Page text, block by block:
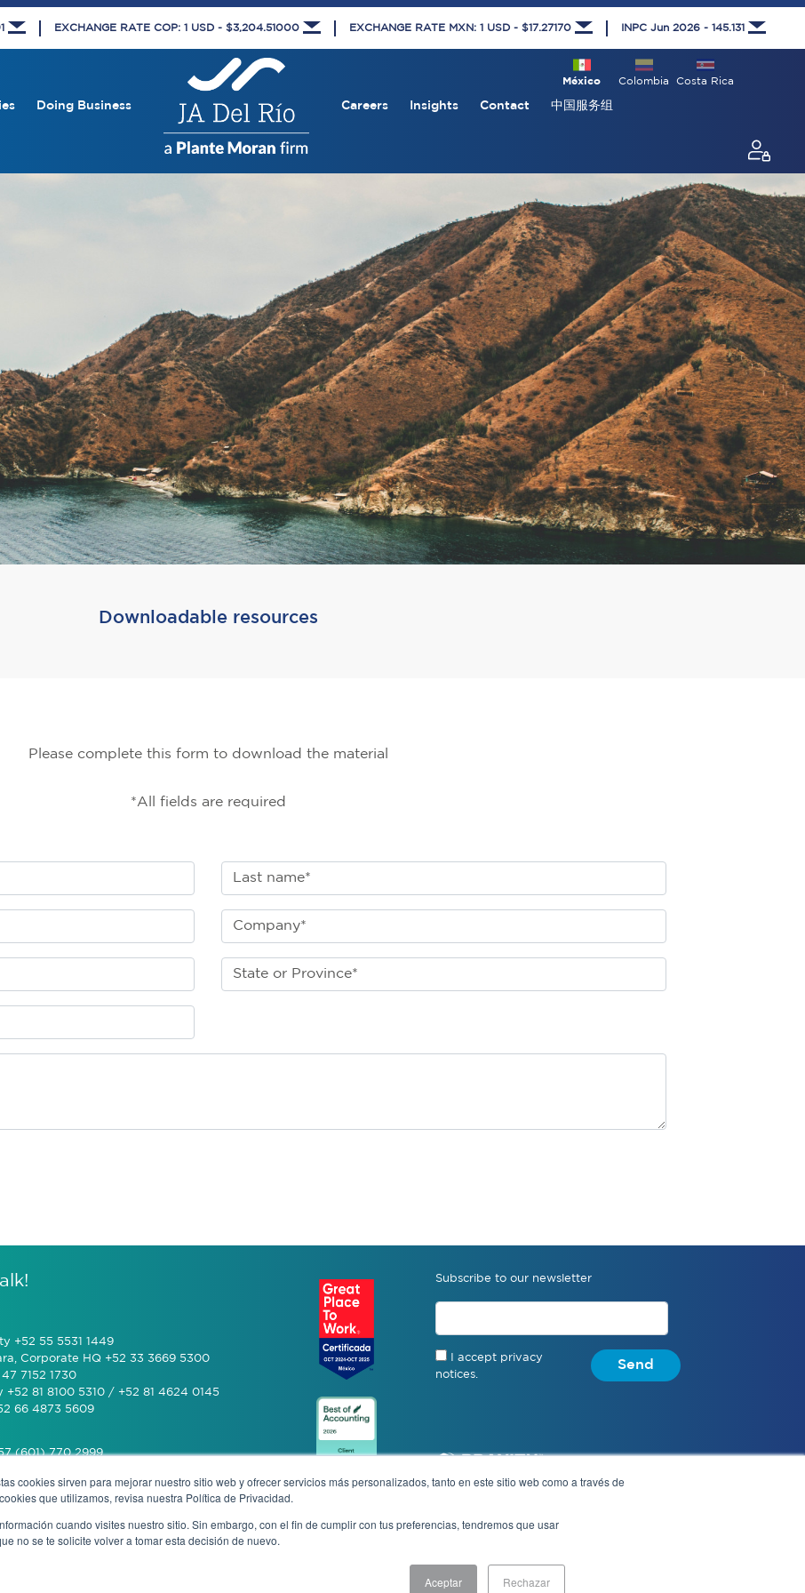
cookies sirven para mejorar nuestro sitio web y ofrecer servicios más personalizados, tanto en este sitio web como a través de
que utilizamos, revisa nuestra Política de Privacidad.
cuando visites nuestro sitio. Sin embargo, con el fin de cumplir con tus preferencias, tendremos que usar
no se te solicite volver a tomar esta decisión de nuevo.
Aceptar Rechazar
EXCHANGE RATE COP: 1 USD - $3,204.51000 EXCHANGE RATE MXN: 1 USD - $17.27170 INPC Jun 2026 - 145.131
Costa Rica
Colombia
México
Doing Business Careers Insights Contact 中国服务组
Downloadable resources
Please complete this form to download the material
*All fields are required
+52 55 5531 1449
Corporate HQ +52 33 3669 5300
47 7152 1730
+52 81 8100 5310 / +52 81 4624 0145
66 4873 5609
(601) 770 2999
+506 4070 0742
Subscribe to our newsletter
I accept privacy
notices.
Send
Notice of Privacy